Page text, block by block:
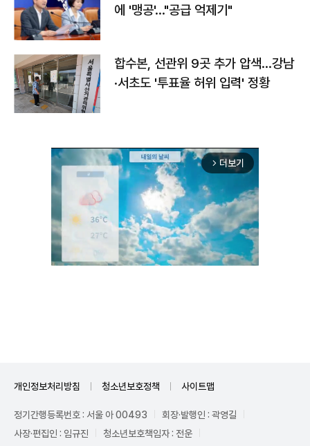
에 '맹공'…"공급 억제기"
합수본, 선관위 9곳 추가 압색…강남
·서초도 '투표율 허위 입력' 정황
arrow_forward_ios 더보기
개인정보처리방침 청소년보호정책 사이트맵
정기간행등록번호 : 서울 아 00493
회장·발행인 : 곽영길
사장·편집인 : 임규진
청소년보호책임자 : 전운